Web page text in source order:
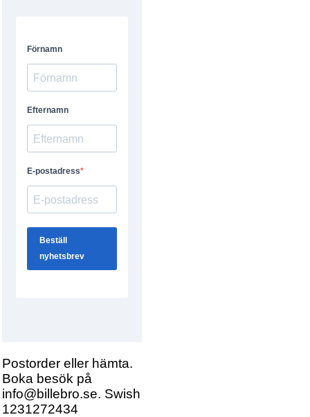
Postorder eller hämta.
Boka besök på
info@billebro.se. Swish
1231272434